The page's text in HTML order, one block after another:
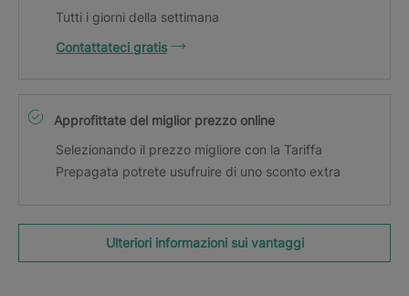
Tutti i giorni della settimana
Contattateci gratis
Approfittate del miglior prezzo online
Selezionando il prezzo migliore con la Tariffa
Prepagata potrete usufruire di uno sconto extra
Ulteriori informazioni sui vantaggi